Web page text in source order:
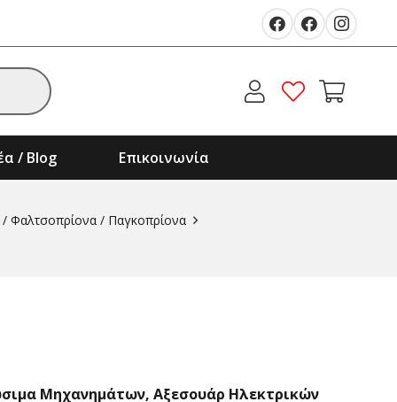
/ Blog Επικοινωνία
/ Φαλτσοπρίονα / Παγκοπρίονα
Μηχανημάτων, Αξεσουάρ Ηλεκτρικών